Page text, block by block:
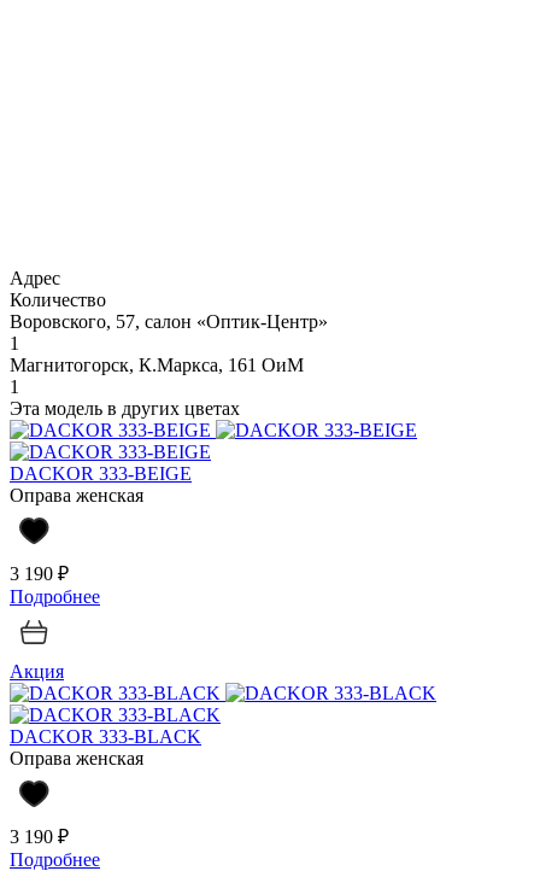
Адрес
Количество
Воровского, 57, салон «Оптик-Центр»
1
Магнитогорск, К.Маркса, 161 ОиМ
1
Эта модель в других цветах
DACKOR 333-BEIGE
Оправа женская
3 190 ₽
Подробнее
Акция
DACKOR 333-BLACK
Оправа женская
3 190 ₽
Подробнее